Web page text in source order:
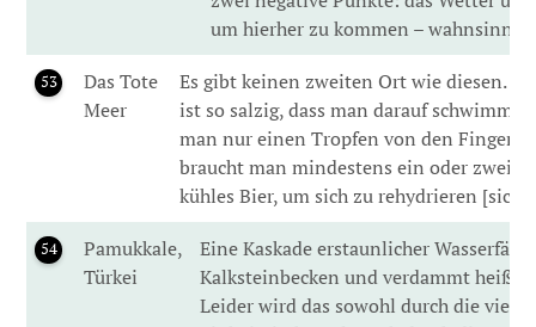
um hierher zu kommen – wahnsinnig
53
Das Tote
Meer
Es gibt keinen zweiten Ort wie diesen.
ist so salzig, dass man darauf schwimmt,
man nur einen Tropfen von den Fingern
braucht man mindestens ein oder zwei
kühles Bier, um sich zu rehydrieren [sic!].
54
Pamukkale,
Türkei
Eine Kaskade erstaunlicher
Kalksteinbecken und verdammt heiße
Leider wird das sowohl durch die